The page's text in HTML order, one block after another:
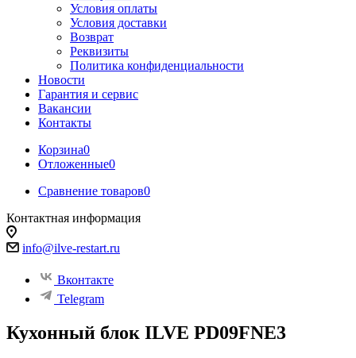
Условия оплаты
Условия доставки
Возврат
Реквизиты
Политика конфиденциальности
Новости
Гарантия и сервис
Вакансии
Контакты
Корзина0
Отложенные0
Сравнение товаров0
Контактная информация
info@ilve-restart.ru
Вконтакте
Telegram
Кухонный блок ILVE PD09FNE3